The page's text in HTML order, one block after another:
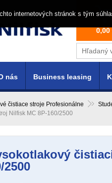
0,00
čistiace stroje Profesionálne
Nilfisk MC 8P-160/2500
2500
nás Business leasing
internetových stránok s tým